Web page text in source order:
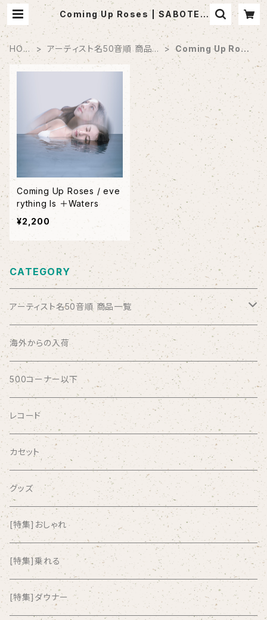
Coming Up Roses | SABOTEN
MUSIC (セレクトCDショップ)
HOM
E
アーティスト名50音順 商品一
覧
Coming Up Rose
s
Coming Up Roses / eve
rything Is ＋Waters
¥2,200
CATEGORY
アーティスト名50音順 商品一覧
ABSOLUTE LOSERS
AFRICA
AGU
AIRCRAFT
airlie
AKUTAGAWA FANCLUB
ALKASILKA
all about paradise
海外からの入荷
500コーナー以下
レコード
カセット
グッズ
[特集]おしゃれ
[特集]乗れる
[特集]ダウナー